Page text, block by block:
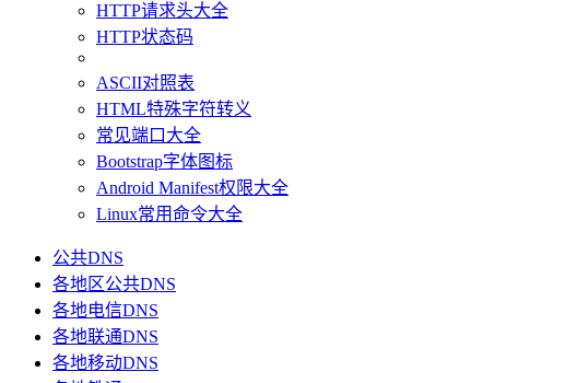
HTTP请求头大全
HTTP状态码
ASCII对照表
HTML特殊字符转义
常见端口大全
Bootstrap字体图标
Android Manifest权限大全
Linux常用命令大全
公共DNS
各地区公共DNS
各地电信DNS
各地联通DNS
各地移动DNS